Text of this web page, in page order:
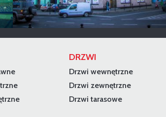
DRZWI
Drzwi wewnętrzne
Drzwi zewnętrzne
Drzwi tarasowe